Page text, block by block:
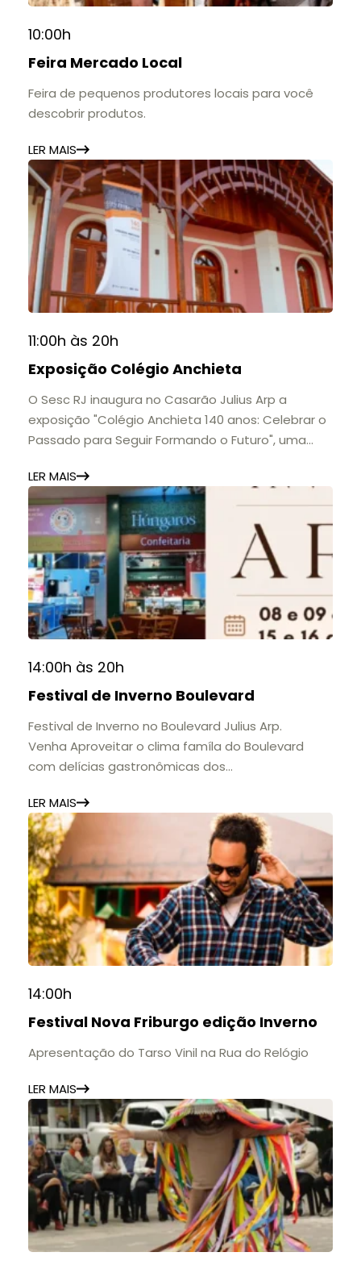
10:00h
Feira Mercado Local
Feira de pequenos produtores locais para você
descobrir produtos.
LER MAIS
11:00h às 20h
Exposição Colégio Anchieta
O Sesc RJ inaugura no Casarão Julius Arp a
exposição "Colégio Anchieta 140 anos: Celebrar o
Passado para Seguir Formando o Futuro", uma
importantes instituições de ensino de Nova
Friburgo e do Brasil.
A mostra convida o público a conhecer o legado
do Colégio Anchieta por meio de documentos,
histórias e marcos que evidenciam sua
contribuição para a educação, a cultura e a
formação de gerações.
📍 Casarão Julius Arp
📅 Até 30 de setembro
11h às 17h
🎟️ Entrada gratuita.
LER MAIS
14:00h às 20h
Festival de Inverno Boulevard
Festival de Inverno no Boulevard Julius Arp.
Venha Aproveitar o clima famíla do Boulevard
com delícias gastronômicas dos
LER MAIS
14:00h
Festival Nova Friburgo edição Inverno
Apresentação do Tarso Vinil na Rua do Relógio
LER MAIS